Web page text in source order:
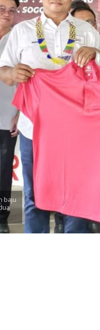
baju